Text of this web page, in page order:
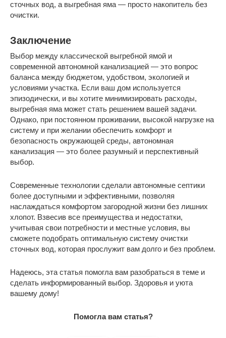
сточных вод, а выгребная яма — просто накопитель без
очистки.
Заключение
Выбор между классической выгребной ямой и
современной автономной канализацией — это вопрос
баланса между бюджетом, удобством, экологией и
условиями участка. Если ваш дом используется
эпизодически, и вы хотите минимизировать расходы,
выгребная яма может стать решением вашей задачи.
Однако, при постоянном проживании, высокой нагрузке на
систему и при желании обеспечить комфорт и
безопасность окружающей среды, автономная
канализация — это более разумный и перспективный
выбор.
Современные технологии сделали автономные септики
более доступными и эффективными, позволяя
наслаждаться комфортом загородной жизни без лишних
хлопот. Взвесив все преимущества и недостатки,
учитывая свои потребности и местные условия, вы
сможете подобрать оптимальную систему очистки
сточных вод, которая прослужит вам долго и без проблем.
Надеюсь, эта статья помогла вам разобраться в теме и
сделать информированный выбор. Здоровья и уюта
вашему дому!
Помогла вам статья?